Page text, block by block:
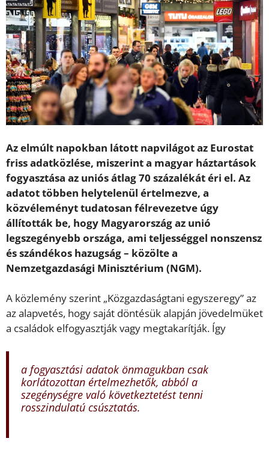
Az elmúlt napokban látott napvilágot az Eurostat
friss adatközlése, miszerint a magyar háztartások
fogyasztása az uniós átlag 70 százalékát éri el. Az
adatot többen helytelenül értelmezve, a
közvéleményt tudatosan félrevezetve úgy
állították be, hogy Magyarország az unió
legszegényebb országa, ami teljességgel nonszensz
és szándékos hazugság – közölte a
Nemzetgazdasági Minisztérium (NGM).
A közlemény szerint „Közgazdaságtani egyszeregy” az
az alapvetés, hogy saját döntésük alapján jövedelmüket
a családok elfogyasztják vagy megtakarítják. Így
a fogyasztási adatok önmagukban csak
korlátozottan értelmezhetők, abból a
szegénységre való következtetést tenni
rosszindulatú csúsztatás.